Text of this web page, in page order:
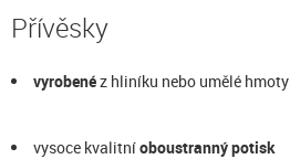
Přívěsky
vyrobenéz hliníku nebo umělé hmoty
vysoce kvalitníoboustranný potisk